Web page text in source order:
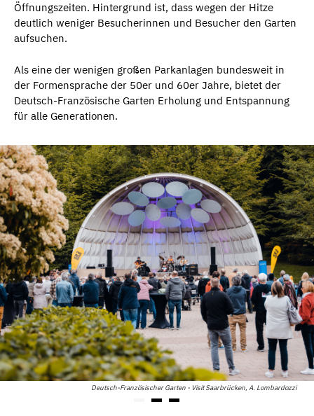
Öffnungszeiten. Hintergrund ist, dass wegen der Hitze
deutlich weniger Besucherinnen und Besucher den Garten
aufsuchen.
Als eine der wenigen großen Parkanlagen bundesweit in
der Formensprache der 50er und 60er Jahre, bietet der
Deutsch-Französische Garten Erholung und Entspannung
für alle Generationen.
Deutsch-Französischer Garten - Visit Saarbrücken, A. Lombardozzi